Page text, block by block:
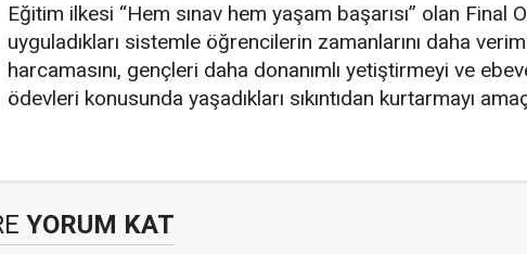
Eğitim ilkesi “Hem sınav hem yaşam başarısı” olan Final
uyguladıkları sistemle öğrencilerin zamanlarını daha
harcamasını, gençleri daha donanımlı yetiştirmeyi ve
ödevleri konusunda yaşadıkları sıkıntıdan kurtarmayı
YORUM KAT